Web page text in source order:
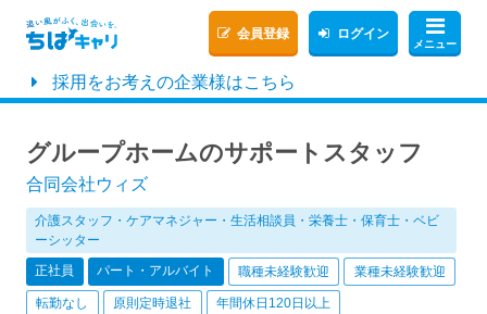
メニュー
会員登録 ログイン
採用をお考えの企業様はこちら
グループホームのサポートスタッフ
合同会社ウィズ
介護スタッフ・ケアマネジャー・生活相談員・栄養士・保育士・ベビ
ーシッター
正社員
パート・アルバイト 職種未経験歓迎 業種未経験歓迎
転勤なし 原則定時退社 年間休日120日以上